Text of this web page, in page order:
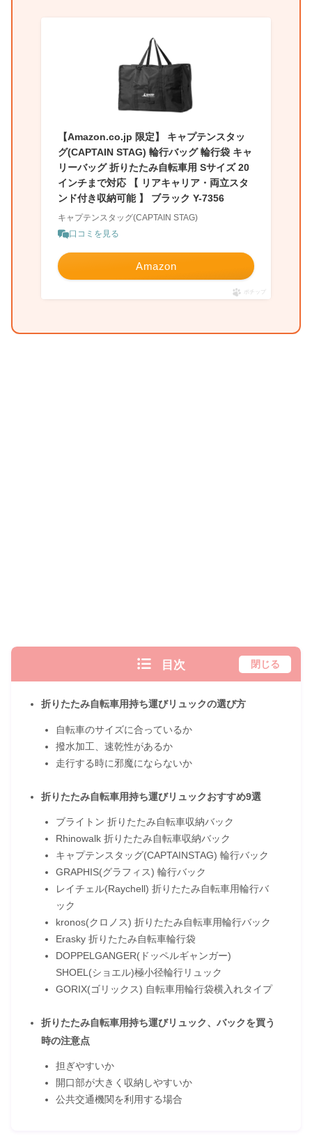
【Amazon.co.jp 限定】 キャプテンスタッ
グ(CAPTAIN STAG) 輪行バッグ 輪行袋 キャ
リーバッグ 折りたたみ自転車用 Sサイズ 20
インチまで対応 【 リアキャリア・両立スタ
ンド付き収納可能 】 ブラック Y-7356
キャプテンスタッグ(CAPTAIN STAG)
口コミを見る
Amazon
ポチップ
目次 閉じる
折りたたみ自転車用持ち運びリュックの選び方
自転車のサイズに合っているか
撥水加工、速乾性があるか
走行する時に邪魔にならないか
折りたたみ自転車用持ち運びリュックおすすめ9選
ブライトン 折りたたみ自転車収納バック
Rhinowalk 折りたたみ自転車収納バック
キャプテンスタッグ(CAPTAINSTAG) 輪行バック
GRAPHIS(グラフィス) 輪行バック
レイチェル(Raychell) 折りたたみ自転車用輪行バ
ック
kronos(クロノス) 折りたたみ自転車用輪行バック
Erasky 折りたたみ自転車輪行袋
DOPPELGANGER(ドッペルギャンガー)
SHOEL(ショエル)極小径輪行リュック
GORIX(ゴリックス) 自転車用輪行袋横入れタイプ
折りたたみ自転車用持ち運びリュック、バックを買う
時の注意点
担ぎやすいか
開口部が大きく収納しやすいか
公共交通機関を利用する場合